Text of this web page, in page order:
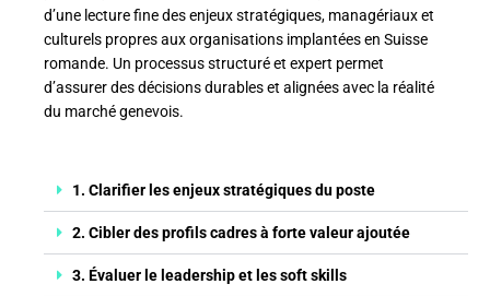
d’une lecture fine des enjeux stratégiques, managériaux et
culturels propres aux organisations implantées en Suisse
romande. Un processus structuré et expert permet
d’assurer des décisions durables et alignées avec la réalité
du marché genevois.
1. Clarifier les enjeux stratégiques du poste
2. Cibler des profils cadres à forte valeur ajoutée
3. Évaluer le leadership et les soft skills